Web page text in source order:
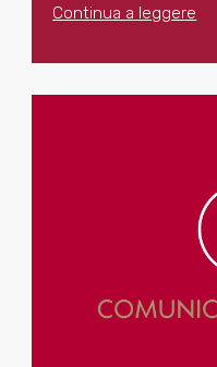
Continua a leggere